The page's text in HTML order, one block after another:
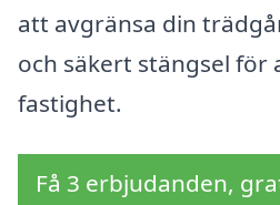
att avgränsa din
och säkert stängsel för
fastighet.
Få 3 erbjudanden,